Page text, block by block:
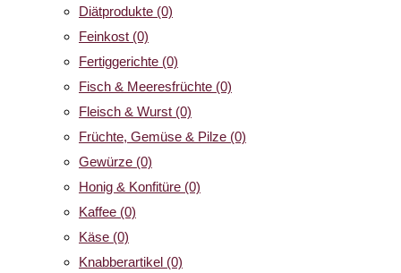
Diätprodukte (0)
Feinkost (0)
Fertiggerichte (0)
Fisch & Meeresfrüchte (0)
Fleisch & Wurst (0)
Früchte, Gemüse & Pilze (0)
Gewürze (0)
Honig & Konfitüre (0)
Kaffee (0)
Käse (0)
Knabberartikel (0)